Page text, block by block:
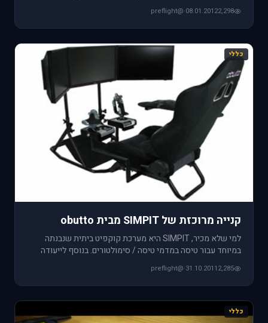
2,298
08.01.2012
·
@preflight
כללי
קנייה מרוכזת של SIMPIT מבית obutto
למי שלא מכיר, SIMPIT היא מערכת קוקפיט ביתית שנבנתה
במיוחד עבור טיסה במדמי טיסה / סימולטורים. בנוסף לייעודה
המקורי ניתן ל
2,285
31.10.2011
·
@preflight
כללי